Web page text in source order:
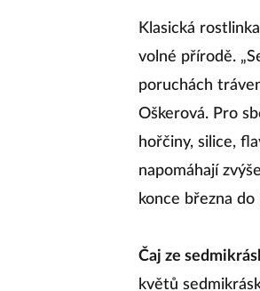
Klasická
volné přírodě.
poruchách
Oškerová. Pro
hořčiny, silice,
napomáhají
konce března
Čaj ze
květů